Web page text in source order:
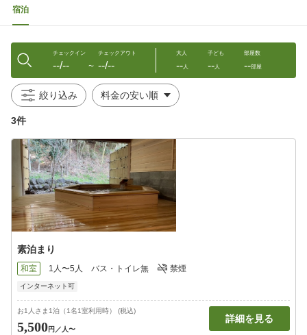
宿泊
チェックイン
--/-- 〜
チェックアウト
--/--
大人
--人
子ども
--人
部屋数
--部屋
絞り込み
3件
素泊まり
和室 1人〜5人 バス・トイレ無 禁煙
インターネット可
お1人さま1泊（1名1室利用時） (税込)
5,500円 ／人〜
詳細を見る